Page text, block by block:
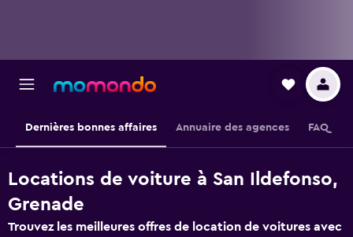
Dernières bonnes affaires Annuaire des agences FAQ
Locations de voiture à San Ildefonso,
Grenade
Trouvez les meilleures offres de location de voitures avec